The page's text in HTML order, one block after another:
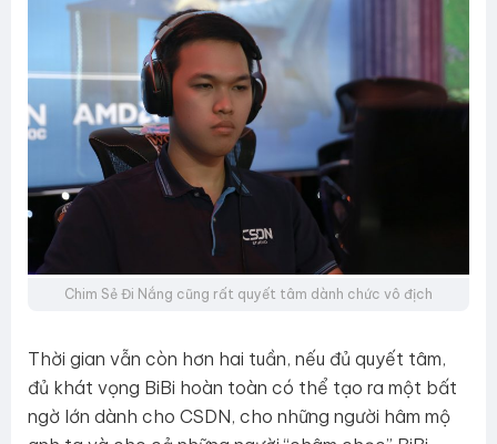
Chim Sẻ Đi Nắng cũng rất quyết tâm dành chức vô địch
Thời gian vẫn còn hơn hai tuần, nếu đủ quyết tâm,
đủ khát vọng BiBi hoàn toàn có thể tạo ra một bất
ngờ lớn dành cho CSDN, cho những người hâm mộ